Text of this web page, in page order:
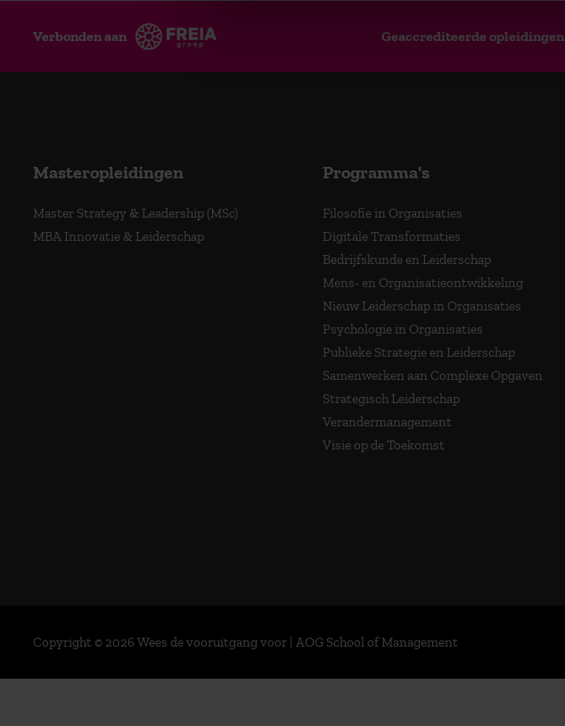
Verbonden aan Geaccrediteerde opleidingen
Masteropleidingen
Master Strategy & Leadership (MSc)
MBA Innovatie & Leiderschap
Programma's
Filosofie in Organisaties
Digitale Transformaties
Bedrijfskunde en Leiderschap
Mens- en Organisatieontwikkeling
Nieuw Leiderschap in Organisaties
Psychologie in Organisaties
Publieke Strategie en Leiderschap
Samenwerken aan Complexe Opgaven
Strategisch Leiderschap
Verandermanagement
Visie op de Toekomst
Copyright © 2026 Wees de vooruitgang voor | AOG School of Management